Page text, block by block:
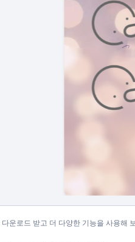
운로드 받고 더 다양한 기능을 사용해